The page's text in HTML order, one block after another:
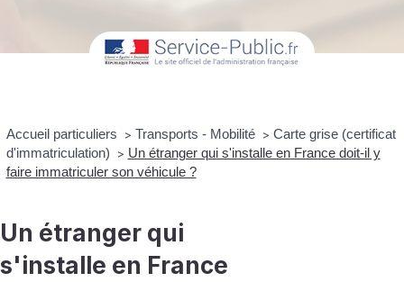
Accueil particuliers > Transports - Mobilité > Carte grise (certificat
d'immatriculation)
> Un étranger qui s'installe en France doit-il y
faire immatriculer son véhicule ?
Un étranger qui
s'installe en France